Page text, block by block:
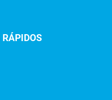
RÁPIDOS